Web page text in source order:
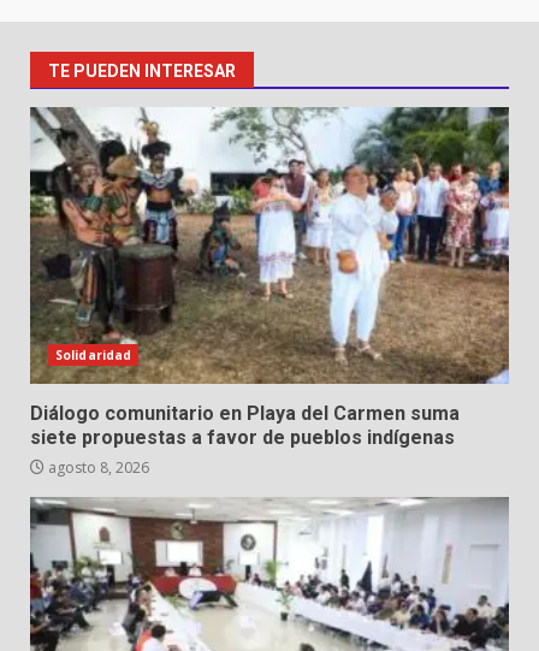
TE PUEDEN INTERESAR
Solidaridad
Diálogo comunitario en Playa del Carmen suma
siete propuestas a favor de pueblos indígenas
agosto 8, 2026